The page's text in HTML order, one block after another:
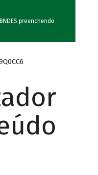
preenchendo